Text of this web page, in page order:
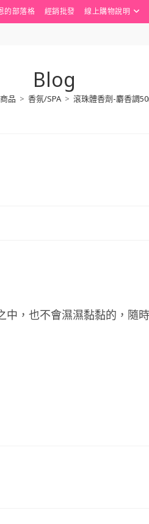
的部落格 經銷批發 線上購物說明
Blog
品 > 香氛/SPA > 滾珠體香劑-麝香調
，也不會濕濕黏黏的，隨